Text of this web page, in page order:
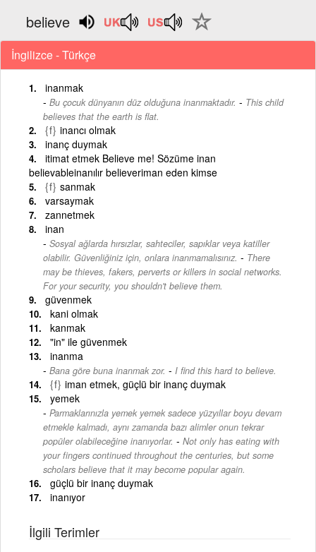
believe
İngilizce - Türkçe
inanmak
Bu çocuk dünyanın düz olduğuna inanmaktadır. - This child
believes that the earth is flat.
{f} inancı olmak
inanç duymak
itimat etmek Believe me! Sözüme inan
believableinanılır believeriman eden kimse
{f} sanmak
varsaymak
zannetmek
inan
Sosyal ağlarda hırsızlar, sahteciler, sapıklar veya katiller
olabilir. Güvenliğiniz için, onlara inanmamalısınız. - There
may be thieves, fakers, perverts or killers in social networks.
For your security, you shouldn't believe them.
güvenmek
kani olmak
kanmak
"in" ile güvenmek
inanma
Bana göre buna inanmak zor. - I find this hard to believe.
{f} iman etmek, güçlü bir inanç duymak
yemek
Parmaklarınızla yemek yemek sadece yüzyıllar boyu devam
etmekle kalmadı, aynı zamanda bazı alimler onun tekrar
popüler olabileceğine inanıyorlar. - Not only has eating with
your fingers continued throughout the centuries, but some
scholars believe that it may become popular again.
güçlü bir inanç duymak
inanıyor
İlgili Terimler